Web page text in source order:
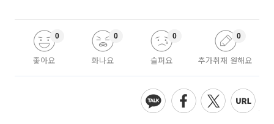
좋아요
0
화나요
0
슬퍼요
0
추가취재 원해요
0